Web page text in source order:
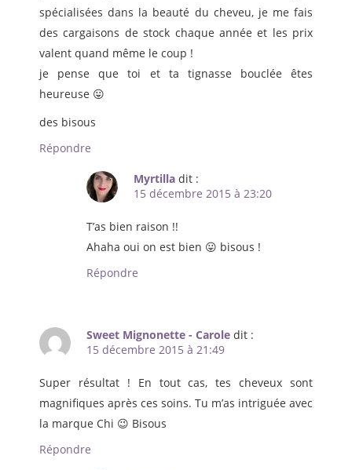
spécialisées dans la beauté du cheveu, je me fais
des cargaisons de stock chaque année et les prix
valent quand même le coup !
je pense que toi et ta tignasse bouclée êtes
heureuse 😛
des bisous
Répondre
Myrtilla dit :
15 décembre 2015 à 23:20
T’as bien raison !!
Ahaha oui on est bien 😛 bisous !
Répondre
Sweet Mignonette - Carole dit :
15 décembre 2015 à 21:49
Super résultat ! En tout cas, tes cheveux sont
magnifiques après ces soins. Tu m’as intriguée avec
la marque Chi 😉 Bisous
Répondre